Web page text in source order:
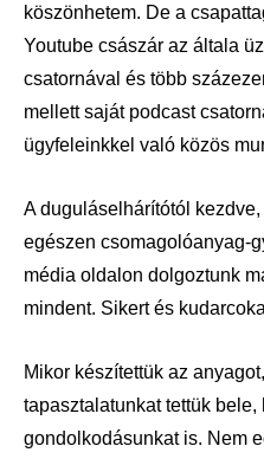
köszönhetem. De a
Youtube császár az általa
csatornával és több
mellett saját podcast
ügyfeleinkkel való közös
A duguláselhárítótól
egészen csomagolóanyag-
média oldalon dolgoztunk
mindent. Sikert és
Mikor készítettük az
tapasztalatunkat tettük bele,
gondolkodásunkat is. Nem